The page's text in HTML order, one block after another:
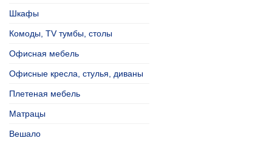
Шкафы
Комоды, TV тумбы, столы
Офисная мебель
Офисные кресла, стулья, диваны
Плетеная мебель
Матрацы
Вешало